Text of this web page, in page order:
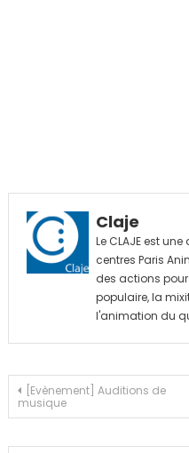
Claje
Le CLAJE est
centres Paris
des actions
populaire, la
l'animation du
Navigation
de
[Evènement] Auditions de
musique